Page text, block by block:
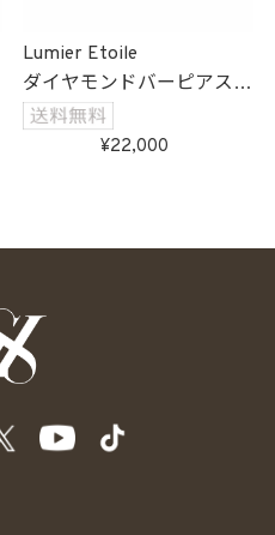
Lumier Etoile
ダイヤモンドバーピアス
(ゴールド)
22,000